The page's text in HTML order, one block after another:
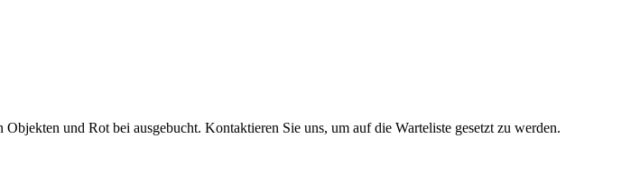
und Rot bei ausgebucht. Kontaktieren Sie uns, um auf die Warteliste gesetzt zu werden.